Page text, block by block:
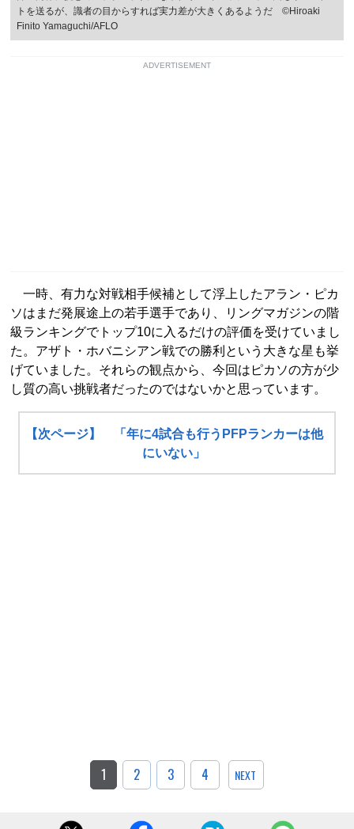
トを送るが、識者の目からすれば実力差が大きくあるようだ ©︎Hiroaki
Finito Yamaguchi/AFLO
ADVERTISEMENT
一時、有力な対戦相手候補として浮上したアラン・ピカ
ソはまだ発展途上の若手選手であり、リングマガジンの階
級ランキングでトップ10に入るだけの評価を受けていまし
た。アザト・ホバニシアン戦での勝利という大きな星も挙
げていました。それらの観点から、今回はピカソの方が少
し質の高い挑戦者だったのではないかと思っています。
【次ページ】 「年に4試合も行うPFPランカーは他
にいない」
1 2 3 4 NEXT